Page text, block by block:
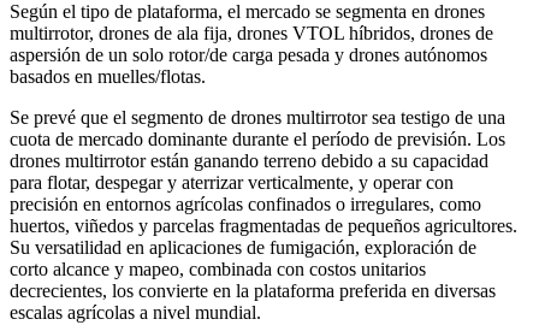
Según el tipo de plataforma, el mercado se segmenta en drones
multirrotor, drones de ala fija, drones VTOL híbridos, drones de
aspersión de un solo rotor/de carga pesada y drones autónomos
basados ​​en muelles/flotas.
Se prevé que el segmento de drones multirrotor sea testigo de una
cuota de mercado dominante durante el período de previsión. Los
drones multirrotor están ganando terreno debido a su capacidad
para flotar, despegar y aterrizar verticalmente, y operar con
precisión en entornos agrícolas confinados o irregulares, como
huertos, viñedos y parcelas fragmentadas de pequeños agricultores.
Su versatilidad en aplicaciones de fumigación, exploración de
corto alcance y mapeo, combinada con costos unitarios
decrecientes, los convierte en la plataforma preferida en diversas
escalas agrícolas a nivel mundial.